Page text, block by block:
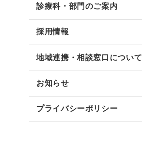
診療科・部門のご案内
採用情報
地域連携・相談窓口について
お知らせ
プライバシーポリシー